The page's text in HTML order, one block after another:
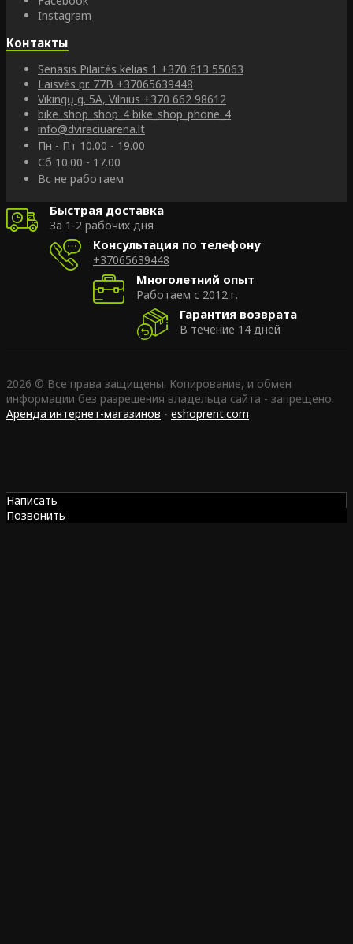
Instagram
Контакты
Senasis Pilaitės kelias 1 +370 613 55063
Laisvės pr. 77B +37065639448
Vikingų g. 5A, Vilnius +370 662 98612
bike_shop_shop_4 bike_shop_phone_4
info@dviraciuarena.lt
Пн - Пт 10.00 - 19.00
Сб 10.00 - 17.00
Вс не работаем
Быстрая доставка
За 1-2 рабочих дня
Консультация по телефону
+37065639448
Многолетний опыт
Работаем с 2012 г.
Гарантия возврата
В течение 14 дней
2026 © Все права защищены. Копирование, и обмен
информации без разрешения владельца сайта - запрещено.
Аренда интернет-магазинов - eshoprent.com
Написать
Позвонить